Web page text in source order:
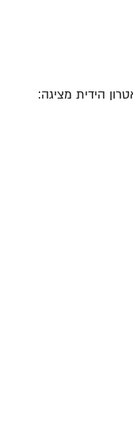
הידית מציגה: